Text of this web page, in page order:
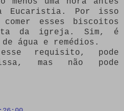
Eucaristia. Por isso
esses biscoitos
da igreja. Sim, é
água e remédios.
requisito, pode
mas não pode